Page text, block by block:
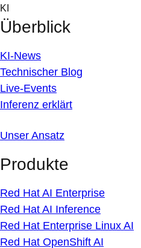
Skip
to
content
KI
Überblick
KI-News
Technischer Blog
Live-Events
Inferenz erklärt
Unser Ansatz
Produkte
Red Hat AI Enterprise
Red Hat AI Inference
Red Hat Enterprise Linux AI
Red Hat OpenShift AI